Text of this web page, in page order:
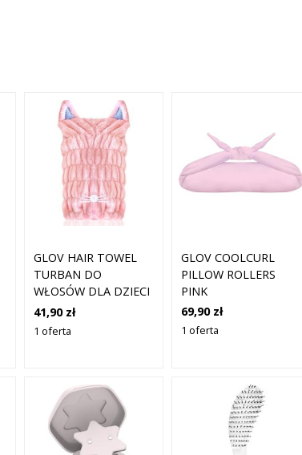
GLOV HAIR TOWEL
TURBAN DO
WŁOSÓW DLA DZIECI
1 SZT.
41,90 zł
1 oferta
GLOV COOLCURL
PILLOW ROLLERS
PINK
69,90 zł
1 oferta